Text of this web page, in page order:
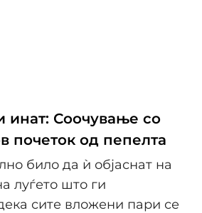
инат: Соочување со
почеток од пепелта
било да ѝ објаснат на
луѓето што ги
сите вложени пари се